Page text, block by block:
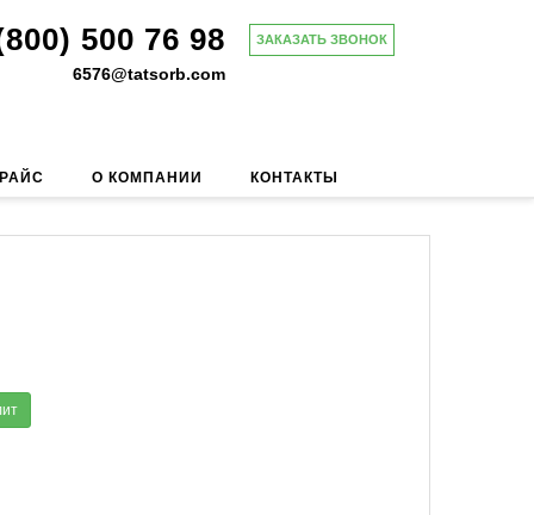
500 76 98
6576@tatsorb.com
ЗАКАЗАТЬ ЗВОНОК
О КОМПАНИИ КОНТАКТЫ